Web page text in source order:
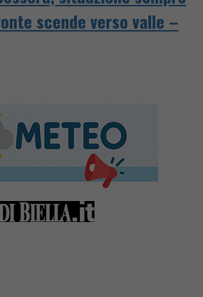
scende verso valle –